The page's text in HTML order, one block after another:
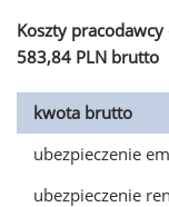
Koszty
583,84 PLN brutto
kwota brutto
ubezpieczenie
ubezpieczenie